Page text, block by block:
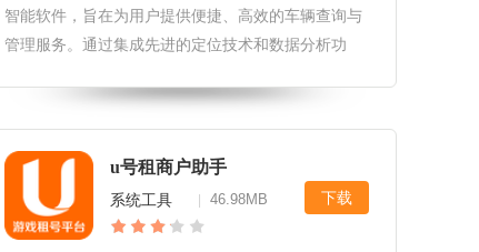
智能软件，旨在为用户提供便捷、高效的车辆查询与
管理服务。通过集成先进的定位技术和数据分析功
用户提供丰富的出行建议和车辆维护提醒。智能查车
系统官方版软件自定义选项用户可以
u号租商户助手
系统工具 46.98MB 下载